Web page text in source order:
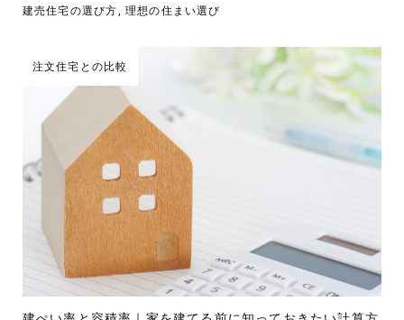
建売住宅の選び方, 理想の住まい選び
注文住宅との比較